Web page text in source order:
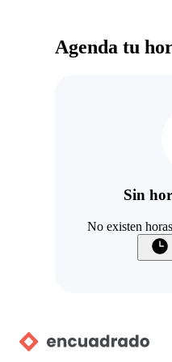
Agenda tu
Sin
No existen